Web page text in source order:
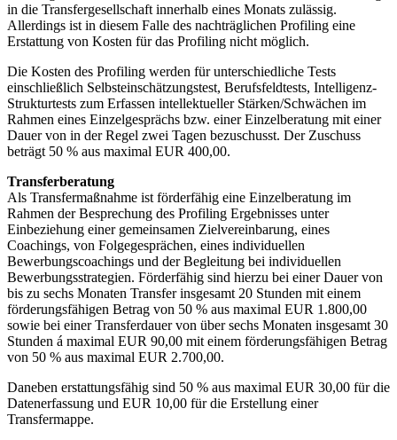
in die Transfergesellschaft innerhalb eines Monats zulässig.
Allerdings ist in diesem Falle des nachträglichen Profiling eine
Erstattung von Kosten für das Profiling nicht möglich.
Die Kosten des Profiling werden für unterschiedliche Tests
einschließlich Selbsteinschätzungstest, Berufsfeldtests, Intelligenz-
Strukturtests zum Erfassen intellektueller Stärken/Schwächen im
Rahmen eines Einzelgesprächs bzw. einer Einzelberatung mit einer
Dauer von in der Regel zwei Tagen bezuschusst. Der Zuschuss
beträgt 50 % aus maximal EUR 400,00.
Transferberatung
Als Transfermaßnahme ist förderfähig eine Einzelberatung im
Rahmen der Besprechung des Profiling Ergebnisses unter
Einbeziehung einer gemeinsamen Zielvereinbarung, eines
Coachings, von Folgegesprächen, eines individuellen
Bewerbungscoachings und der Begleitung bei individuellen
Bewerbungsstrategien. Förderfähig sind hierzu bei einer Dauer von
bis zu sechs Monaten Transfer insgesamt 20 Stunden mit einem
förderungsfähigen Betrag von 50 % aus maximal EUR 1.800,00
sowie bei einer Transferdauer von über sechs Monaten insgesamt 30
Stunden á maximal EUR 90,00 mit einem förderungsfähigen Betrag
von 50 % aus maximal EUR 2.700,00.
Daneben erstattungsfähig sind 50 % aus maximal EUR 30,00 für die
Datenerfassung und EUR 10,00 für die Erstellung einer
Transfermappe.